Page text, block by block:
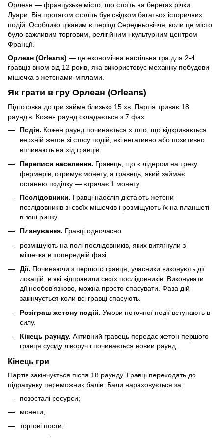
Орлеан — французьке місто, що стоїть на берегах річки
Луари. Він протягом століть був свідком багатьох історичних
подій. Особливо цікавим є період Середньовіччя, коли це місто
було важливим торговим, релігійним і культурним центром
Франції.
Орлеан (Orleans) — це економічна настільна гра для 2-4
гравців віком від 12 років, яка використовує механіку побудови
мішечка з жетонами-міплами.
Як грати в гру Орлеан (Orleans)
Підготовка до гри займе близько 15 хв. Партія триває 18
раундів. Кожен раунд складається з 7 фаз:
Подія. Кожен раунд починається з того, що відкривається
верхній жетон зі стосу подій, які негативно або позитивно
впливають на хід гравців.
Переписи населення. Гравець, що є лідером на треку
фермерів, отримує монету, а гравець, який займає
останню поділку — втрачає 1 монету.
Послідовники. Гравці наосліп дістають жетони
послідовників зі своїх мішечків і розміщують їх на планшеті
в зоні ринку.
Планування. Гравці одночасно
розміщують на полі послідовників, яких витягнули з
мішечка в попередній фазі.
Дії. Починаючи з першого гравця, учасники виконують дії
локацій, в які відправили своїх послідовників. Виконувати
дії необов'язково, можна просто спасувати. Фаза дій
закінчується коли всі гравці спасують.
Розіграш жетону подій. Умови поточної події вступають в
силу.
Кінець раунду. Активний гравець передає жетон першого
гравця сусіду ліворуч і починається новий раунд.
Кінець гри
Партія закінчується після 18 раунду. Гравці переходять до
підрахунку переможних балів. Бали нараховується за:
позосталі ресурси;
монети;
торгові пости;